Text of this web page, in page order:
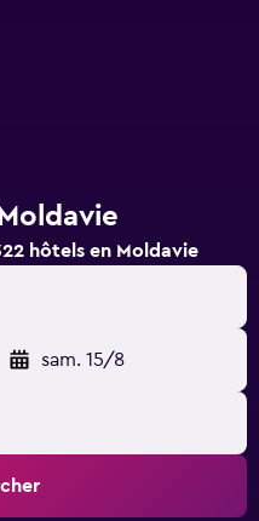
hôtels en Moldavie
sam. 15/8